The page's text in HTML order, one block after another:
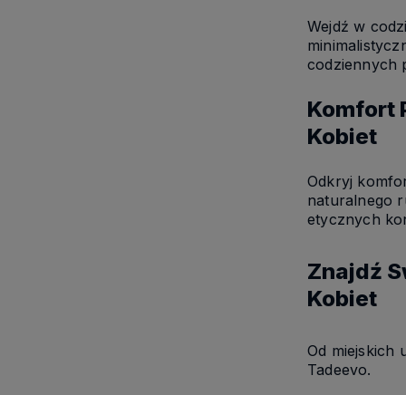
Wejdź w
codziennych
Komfort
Kobiet
Odkryj
naturalnego
etycznych
Znajdź
Kobiet
Od miejskich
Tadeevo.